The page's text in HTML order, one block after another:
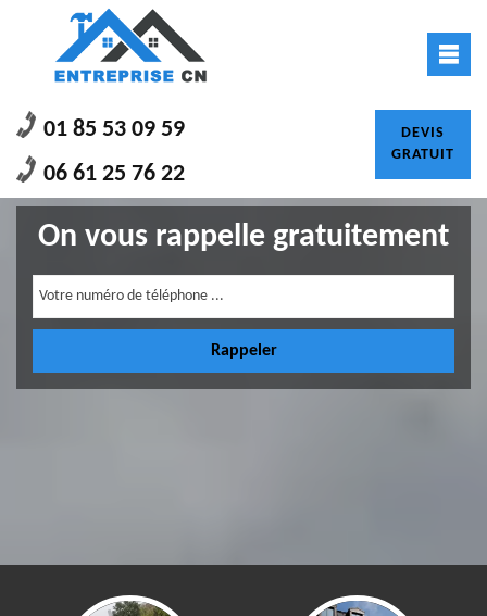
01 85 53 09 59
06 61 25 76 22
DEVIS
GRATUIT
On vous rappelle gratuitement